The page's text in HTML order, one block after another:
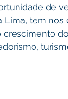
de
Lima, tem nos